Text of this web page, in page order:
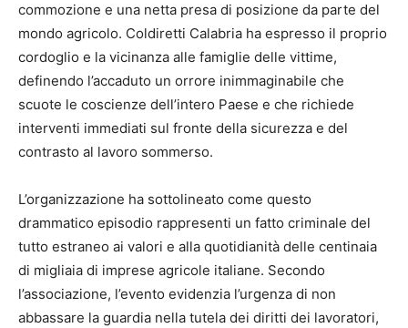
commozione e una netta presa di posizione da parte del
mondo agricolo. Coldiretti Calabria ha espresso il proprio
cordoglio e la vicinanza alle famiglie delle vittime,
definendo l’accaduto un orrore inimmaginabile che
scuote le coscienze dell’intero Paese e che richiede
interventi immediati sul fronte della sicurezza e del
contrasto al lavoro sommerso.
L’organizzazione ha sottolineato come questo
drammatico episodio rappresenti un fatto criminale del
tutto estraneo ai valori e alla quotidianità delle centinaia
di migliaia di imprese agricole italiane. Secondo
l’associazione, l’evento evidenzia l’urgenza di non
abbassare la guardia nella tutela dei diritti dei lavoratori,